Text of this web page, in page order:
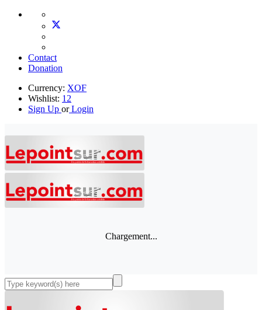
Contact
Donation
Currency: XOF
Wishlist: 12
Sign Up orLogin
Chargement...